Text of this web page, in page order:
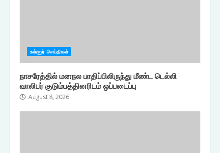
உள்ளூர் செய்திகள்
நாசரேத்தில் மனநல பாதிப்பிலிருந்து மீண்ட டெல்லி
வாலிபர் குடும்பத்தினரிடம் ஒப்படைப்பு
August 8, 2026